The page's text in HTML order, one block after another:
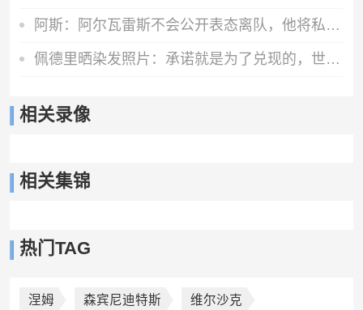
阿斯：阿尔瓦雷斯不会公开表态离队，他将私下与西蒙尼和马竞沟通
佩德里晒染发照片：承诺就是为了兑现的，世界杯冠军=金发佩德里
相关录像
相关集锦
热门TAG
涅姆 森宾尼迪特斯 维尔沙克